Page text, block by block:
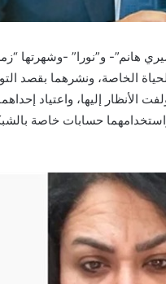
هانم”- و”نورا” -وشهرتها
الخاصة، ونشرهما بقصد
الأنظار إليها، واعتياد
حسابات خاصة